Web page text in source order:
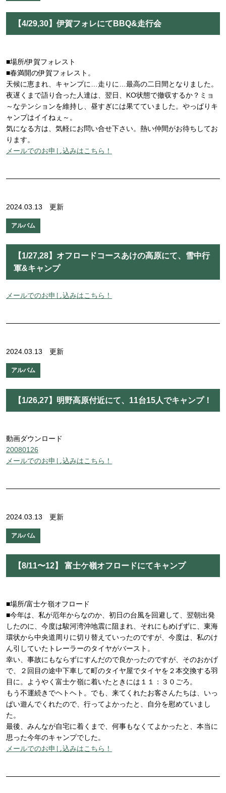
【4/29,30】伊賀フォレにてBBQ&走行会
■場所/伊賀フォレスト
■春満開の伊賀フォレスト。
天候に恵まれ、キャンプに…走りに…最高の二日間となりました。
夜遅くまで語り合った人達は、翌日、KO状態で撤収するか？ミョ
～なテンションを維持し、昼すぎには果てていました。やっぱりキ
ャンプはイイねぇ～。
気になる方は、気軽にお問い合せ下さい。熱い仲間がお待ちしてお
ります。
メールでのお申し込みはこちら！
2024.03.13 更新
アルバム
【1/27,28】オフロードコースあけの高原にて、雪中行
軍&キャンプ
メールでのお申し込みはこちら！
2024.03.13 更新
アルバム
【1/26,27】明野高原付近にて、11台15人でキャンプ！
動画ダウンロード
20080126
メールでのお申し込みはこちら！
2024.03.13 更新
アルバム
【8/11〜12】 富士ケ嶺オフロードにてキャンプ
■場所/富士ケ嶺オフロード
■今年は、私が厄年からなのか、初日の台風を回避して、翌朝出発
したのに、今度は駿河湾沖地震に阻まれ、それにもめげずに、東海
環状から中央道周りに切り替えていったのですが、今度は、私のけ
ん引していたトレーラーのタイヤがバースト。
幸い、事故にもならずにすんだので良かったのですが、そのおかげ
で、２回目の途中下車して町のタイヤ屋でタイヤを２本交換する羽
目に。ようやく富士ケ嶺に着いたときには１１：３０ごろ。
もう不運続きでヘトヘト。でも、来てくれたお客さんたちは、いっ
ぱい遊んでくれたので、行ってよかったと、自分を慰めていまし
た。
最後、みんなが自宅に着くまで、何事もなくてよかったと、本当に
思った今年のキャンプでした。
メールでのお申し込みはこちら！